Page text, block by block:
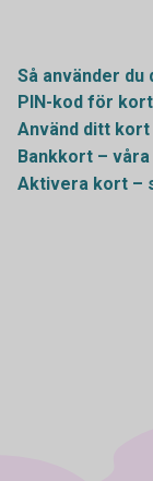
Så använder du
PIN-kod för
Använd ditt kort
Bankkort –
Aktivera kort –